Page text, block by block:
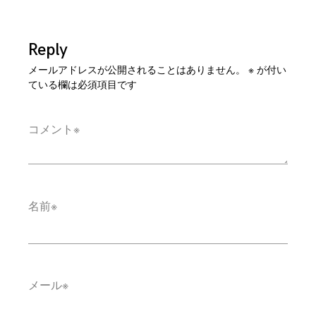
Reply
メールアドレスが公開されることはありません。 ※ が付い
ている欄は必須項目です
コメント ※
名前※
メール※